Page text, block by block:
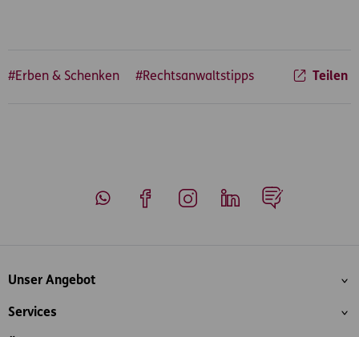
#Erben & Schenken #Rechtsanwaltstipps Teilen
Inhaltsübersicht
Unser Angebot
Services